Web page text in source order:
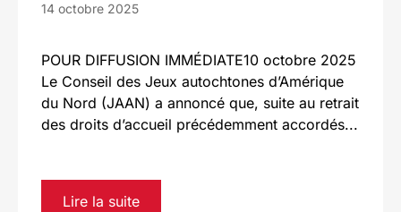
14 octobre 2025
POUR DIFFUSION IMMÉDIATE10 octobre 2025
Le Conseil des Jeux autochtones d’Amérique
du Nord (JAAN) a annoncé que, suite au retrait
des droits d’accueil précédemment accordés...
Lire la suite